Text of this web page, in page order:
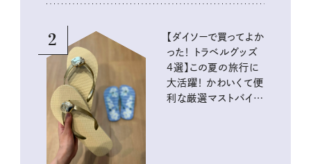
2
【ダイソーで買ってよか
った！ トラベルグッズ
4選】この夏の旅行に
大活躍！ かわいくて便
利な厳選マストバイア